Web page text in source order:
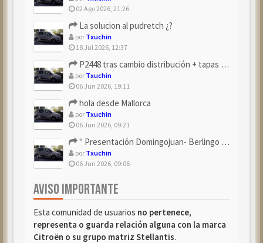
02 Ago 2026, 21:26
La solucion al pudretch ¿?
por Txuchin
18 Jul 2026, 12:37
P2448 tras cambio distribución + tapas árbol levas
por Txuchin
06 Jun 2026, 19:11
hola desde Mallorca
por Txuchin
06 Jun 2026, 09:21
" Presentación Domingojuan- Berlingo Multiespace Blue ...
por Txuchin
06 Jun 2026, 09:06
AVISO IMPORTANTE
Esta comunidad de usuarios no pertenece,
representa o guarda relación alguna con la marca
Citroën o su grupo matriz Stellantis.